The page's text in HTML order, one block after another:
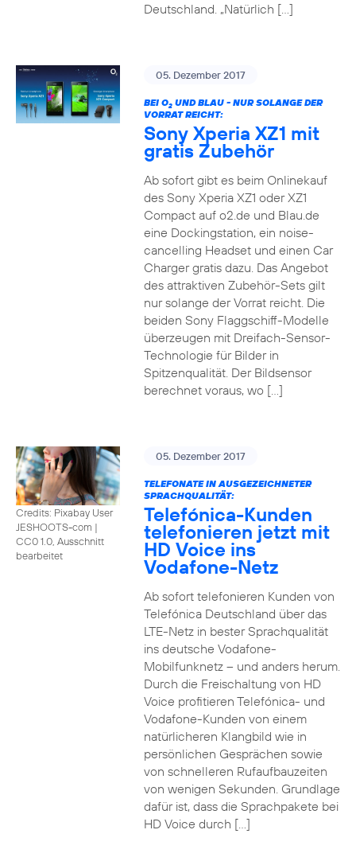
Deutschland. „Natürlich […]
05. Dezember 2017
BEI O2UND BLAU - NUR SOLANGE DER
VORRAT REICHT:
Sony Xperia XZ1 mit
gratis Zubehör
Ab sofort gibt es beim Onlinekauf
des Sony Xperia XZ1 oder XZ1
Compact auf o2.de und Blau.de
eine Dockingstation, ein noise-
cancelling Headset und einen Car
Charger gratis dazu. Das Angebot
des attraktiven Zubehör-Sets gilt
nur solange der Vorrat reicht. Die
beiden Sony Flaggschiff-Modelle
überzeugen mit Dreifach-Sensor-
Technologie für Bilder in
Spitzenqualität. Der Bildsensor
berechnet voraus, wo […]
Credits: Pixabay User
JESHOOTS-com |
CC0 1.0, Ausschnitt
bearbeitet
05. Dezember 2017
TELEFONATE IN AUSGEZEICHNETER
SPRACHQUALITÄT:
Telefónica-Kunden
telefonieren jetzt mit
HD Voice ins
Vodafone-Netz
Ab sofort telefonieren Kunden von
Telefónica Deutschland über das
LTE-Netz in bester Sprachqualität
ins deutsche Vodafone-
Mobilfunknetz – und anders herum.
Durch die Freischaltung von HD
Voice profitieren Telefónica- und
Vodafone-Kunden von einem
natürlicheren Klangbild wie in
persönlichen Gesprächen sowie
von schnelleren Rufaufbauzeiten
von wenigen Sekunden. Grundlage
dafür ist, dass die Sprachpakete bei
HD Voice durch […]